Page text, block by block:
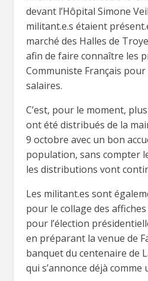
devant l’Hôpital Simone
militant.e.s étaient
marché des Halles de
afin de faire connaître les
Communiste Français pour
salaires.
C’est, pour le moment,
ont été distribués de la
9 octobre avec un bon
population, sans compter
les distributions vont
Les militant.es sont
pour le collage des
pour l’élection
en préparant la venue de
banquet du centenaire de
qui s’annonce déjà comme